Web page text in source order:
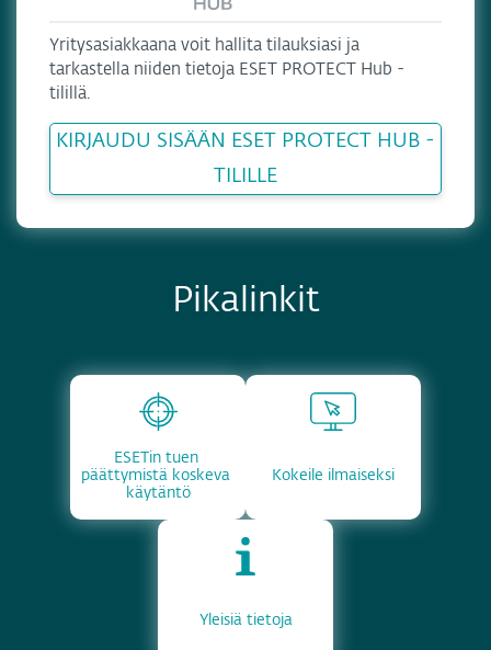
Yritysasiakkaana voit hallita tilauksiasi ja
tarkastella niiden tietoja ESET PROTECT Hub -
tilillä.
KIRJAUDU SISÄÄN ESET PROTECT HUB -
TILILLE
Pikalinkit
ESETin tuen
päättymistä koskeva
käytäntö
Kokeile ilmaiseksi
Yleisiä tietoja